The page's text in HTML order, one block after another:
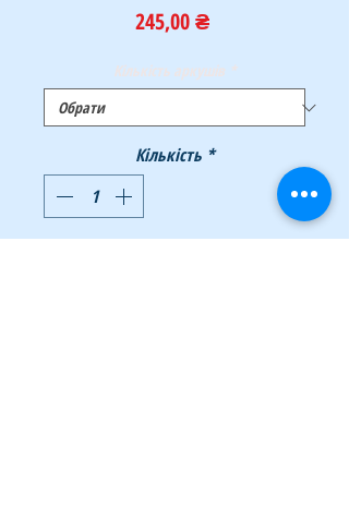
245,00 ₴Ціна
Кількість аркушів *
Кількість *